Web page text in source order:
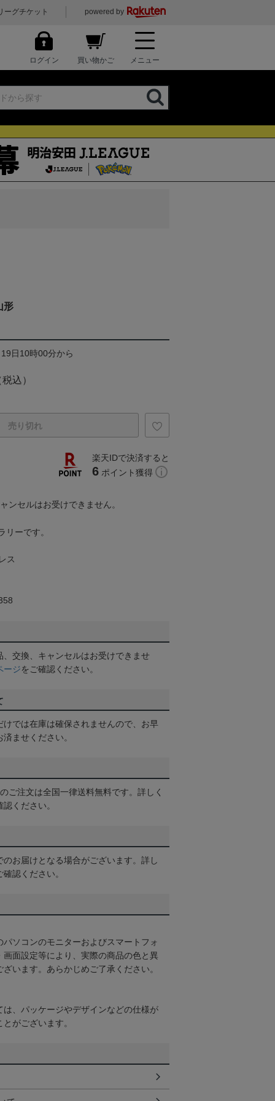
ーグチケット powered by
ログイン 買い物かご メニュー
形
日10時00分から
込）
売り切れ
楽天IDで決済すると
6 ポイント獲得
ンセルはお受けできません。
リーです。
ス
交換、キャンセルはお受けできませ
ージをご確認ください。
けでは在庫は確保されませんので、お早
ませください。
ご注文は全国一律送料無料です。詳しく
認ください。
お届けとなる場合がございます。詳し
確認ください。
ソコンのモニターおよびスマートフォ
画面設定等により、実際の商品の色と異
います。あらかじめご了承ください。
は、パッケージやデザインなどの仕様が
がございます。